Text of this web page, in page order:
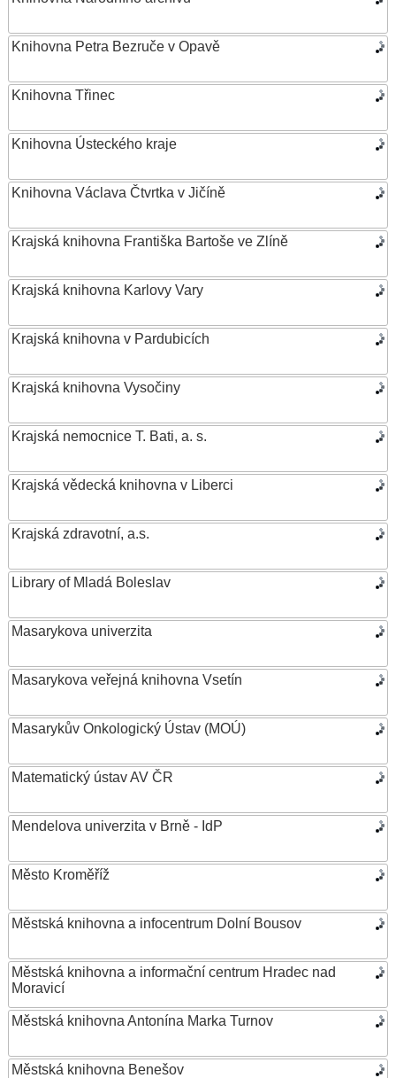
Knihovna Petra Bezruče v Opavě
Knihovna Třinec
Knihovna Ústeckého kraje
Knihovna Václava Čtvrtka v Jičíně
Krajská knihovna Františka Bartoše ve Zlíně
Krajská knihovna Karlovy Vary
Krajská knihovna v Pardubicích
Krajská knihovna Vysočiny
Krajská nemocnice T. Bati, a. s.
Krajská vědecká knihovna v Liberci
Krajská zdravotní, a.s.
Library of Mladá Boleslav
Masarykova univerzita
Masarykova veřejná knihovna Vsetín
Masarykův Onkologický Ústav (MOÚ)
Matematický ústav AV ČR
Mendelova univerzita v Brně - IdP
Město Kroměříž
Městská knihovna a infocentrum Dolní Bousov
Městská knihovna a informační centrum Hradec nad
Moravicí
Městská knihovna Antonína Marka Turnov
Městská knihovna Benešov